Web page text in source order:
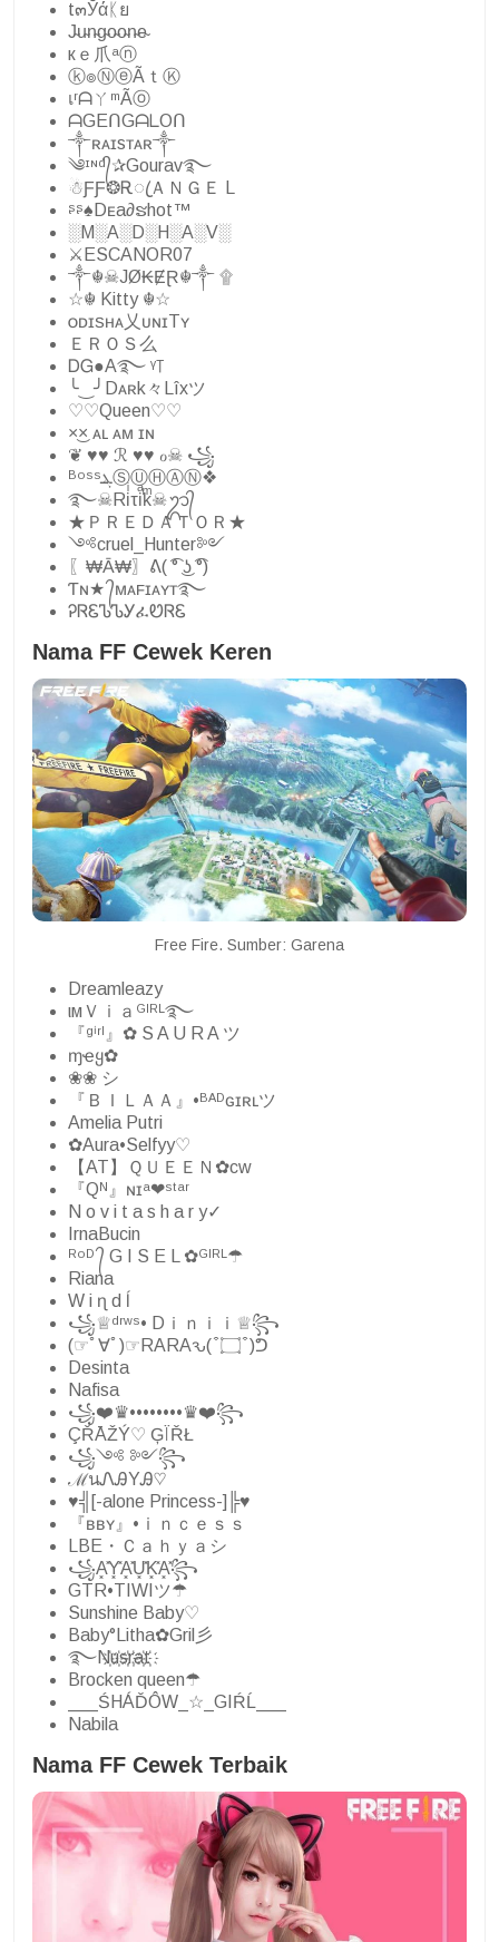
t๓Ўάᛕย
J̴u̴n̴g̴o̴o̴n̴e̴
кｅ爪ᵃⓝ
ⓚ๏ⓃⓔÃｔⓀ
เʳᗩㄚᵐÃⓞ
ᗩGEᑎGᗩᒪOᑎ
༒ʀᴀɪsᴛᴀʀ༒
༄ᶦᶰᵈ᭄✰Gourav࿐
☃︎ƑƑ❂ᎡꦿＡＮＧＥ L
ᶳᶳ♠Dᴇa∂ຮhot™
░M░A░D░H░A░V░
⚔ESCANOR07
༒☬☠JØ₭ɆⱤ︎☬༒ ۩
☆☬ Kitty ☬☆
ᴏᴅɪꜱʜᴀ乂ᴜɴɪTʏ
ＥＲＯＳ么
ᎠᏀ●A࿐ ᵞ꓄
╰‿╯Dᴀʀk々Lîxツ
♡♡Queen♡♡
×͜× ᴀʟ ᴀᴍ ɪɴ
❦︎ ♥︎♥︎ ℛ ♥︎♥︎ ℴ☠︎︎ ꧁
ᴮᵒˢˢܔⓈⓊⒽⒶⓃ❖
࿐☠Riͥτiͣkͫ☠ᬊ᭄
★ＰＲＥＤＡＴＯＲ★
༺cruel_Hunter༻
〖₩Ā₩〗ᕕ( ͡° ͜ʖ ͡°)
Ƭɴ★ ᭄ᴍᴀꜰɪᴀʏᴛ࿐
ᎮᏒᏋᏖᏖᎩፈᏬᏒᏋ
Nama FF Cewek Keren
Free Fire. Sumber: Garena
Dreamleazy
ιмＶｉａᴳᴵᴿᴸ࿐
『ᵍⁱʳˡ』✿ S A U R A ツ
ɱҽყ✿
❀❀ シ︎
『ＢＩＬＡＡ』•ᴮᴬᴰɢɪʀʟツ
Amelia Putri
✿Aura•Selfyy♡
【AT】ＱＵＥＥＮ✿cw
『Qᴺ』ɴɪᵃ❤ˢᵗᵃʳ
N o v i t a s h a r y✓
IrnaBucin
ᴿᵒᴰ ᭄ G I S E L ✿ᴳᴵᴿᴸ☂
Riana
W i ɳ d ĺ
꧁♕︎ᵈʳʷˢ• Dｉｎｉｉ♕︎꧂
(☞ﾟ∀ﾟ)☞RARAԅ( ͒ ۝ ͒ )ᕤ
Desinta
Nafisa
꧁❤️♛••••••••♛❤️꧂
ÇŘĀŽÝ♡ ĢÏŘŁ
꧁༺ ༻꧂
ℳนᏁᎯYᎯ♡
♥╣[-alone Princess-]╠♥
『ʙʙʏ』•ｉｎｃｅｓｓ
LBE・Ｃａｈｙａシ
꧁A͓̽Y͓̽A͓̽U͓̽K͓̽A͓̽꧂
GTR•TIWIツ☂
Sunshine Baby♡
Baby°Litha✿Gril彡
࿐N҉u҉s҉r҉a҉t҉
Brocken queen☂
___ŚHÁĎÔW_☆_GIŔĹ___
Nabila
Nama FF Cewek Terbaik